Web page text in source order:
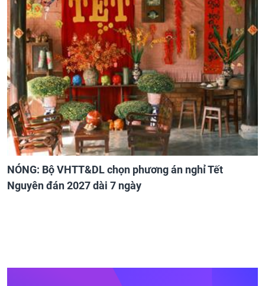
NÓNG: Bộ VHTT&DL chọn phương án nghỉ Tết
Nguyên đán 2027 dài 7 ngày